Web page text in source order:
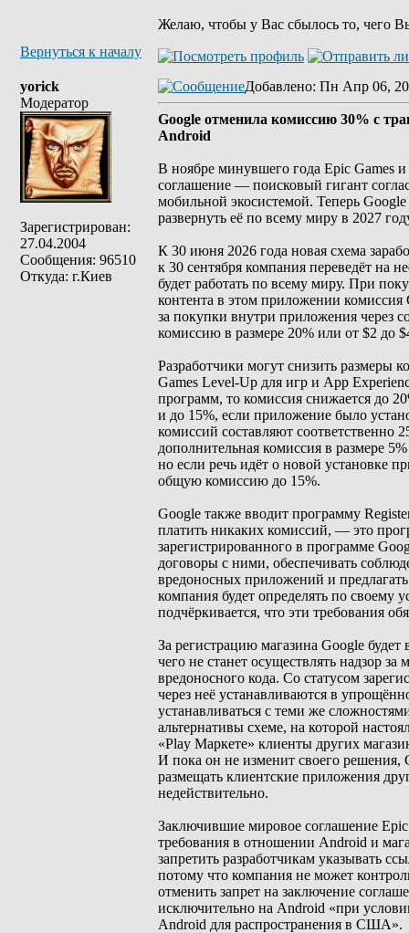
Желаю, чтобы у Вас сбылось то, чего
Вернуться к началу
yorick
Модератор
Зарегистрирован:
27.04.2004
Сообщения: 96510
Откуда: г.Киев
Добавлено: Пн Апр 06,
Google отменила комиссию 30% с
Android
В ноябре минувшего года Epic Games
соглашение — поисковый гигант
мобильной экосистемой. Теперь
развернуть её по всему миру в 2027
К 30 июня 2026 года новая схема
к 30 сентября компания переведёт на
будет работать по всему миру. При
контента в этом приложении комиссия
за покупки внутри приложения через
комиссию в размере 20% или от $2 до
Разработчики могут снизить размеры
Games Level-Up для игр и App
программ, то комиссия снижается до
и до 15%, если приложение было
комиссий составляют соответственно
дополнительная комиссия в размере
но если речь идёт о новой установке
общую комиссию до 15%.
Google также вводит программу
платить никаких комиссий, — это
зарегистрированного в программе
договоры с ними, обеспечивать
вредоносных приложений и
компания будет определять по своему
подчёркивается, что эти требования
За регистрацию магазина Google
чего не станет осуществлять надзор
вредоносного кода. Со статусом
через неё устанавливаются в
устанавливаться с теми же
альтернативы схеме, на которой
«Play Маркете» клиенты других
И пока он не изменит своего решения,
размещать клиентские приложения
недействительно.
Заключившие мировое соглашение
требования в отношении Android и
запретить разработчикам указывать
потому что компания не может
отменить запрет на заключение
исключительно на Android «при
Android для распространения в США».